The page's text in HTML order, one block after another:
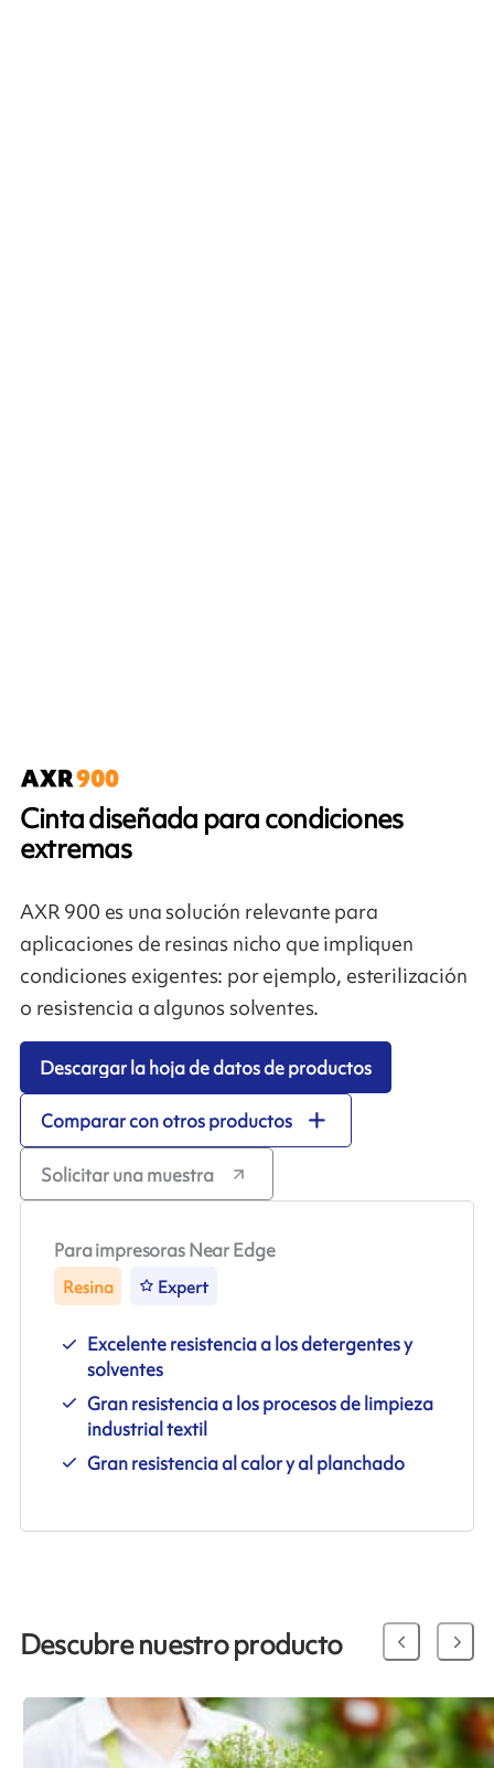
Cinta diseñada para condiciones
extremas
AXR 900 es una solución relevante para
aplicaciones de resinas nicho que impliquen
condiciones exigentes: por ejemplo, esterilización
o resistencia a algunos solventes.
Descargar la hoja de datos de productos
Comparar con otros productos
Solicitar una muestra
Para impresoras Near Edge
Resina Expert
Excelente resistencia a los detergentes y
solventes
Gran resistencia a los procesos de limpieza
industrial textil
Gran resistencia al calor y al planchado
Descubre nuestro producto